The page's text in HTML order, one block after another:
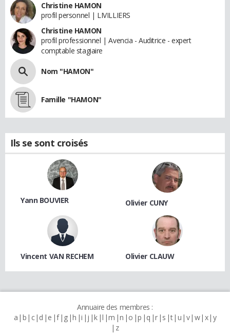
Christine HAMON
profil personnel | LIVILLIERS
Christine HAMON
profil professionnel | Avencia - Auditrice - expert
comptable stagiaire
Nom "HAMON"
Famille "HAMON"
Ils se sont croisés
Yann BOUVIER Olivier CUNY
Vincent VAN RECHEM Olivier CLAUW
Annuaire des membres :
a b c d e f g h i j k l m n o p q r s t u v w x y
z